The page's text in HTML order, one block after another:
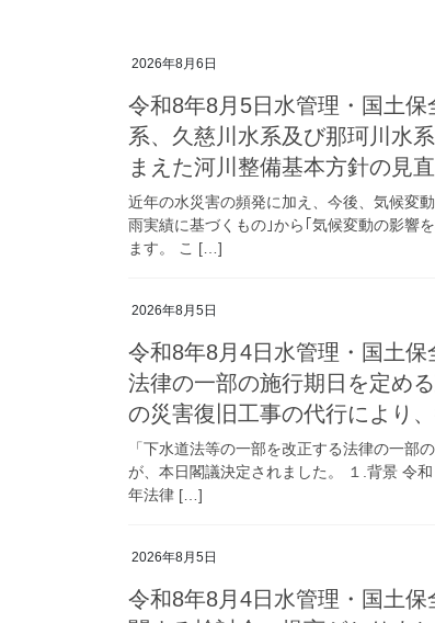
2026年8月6日
令和8年8月5日水管理・国土
系、久慈川水系及び那珂川水
まえた河川整備基本方針の見
近年の水災害の頻発に加え、今後、気候変
雨実績に基づくもの｣から｢気候変動の影響
ます。 こ […]
2026年8月5日
令和8年8月4日水管理・国土
法律の一部の施行期日を定め
の災害復旧工事の代行により
「下水道法等の一部を改正する法律の一部
が、本日閣議決定されました。 １.背景 令
年法律 […]
2026年8月5日
令和8年8月4日水管理・国土